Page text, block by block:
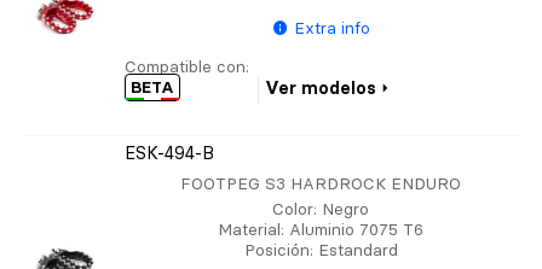
Extra info
Compatible con:
BETA
Ver modelos
ESK-494-B
FOOTPEG S3 HARDROCK ENDURO
Color: Negro
Material: Aluminio 7075 T6
Posición: Estandard